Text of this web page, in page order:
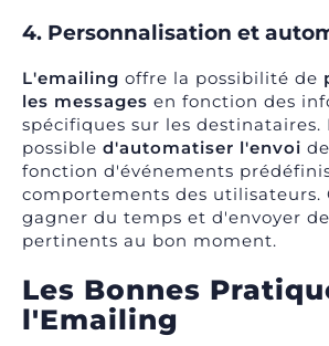
4. Personnalisation et
L'emailing offre la possibilité de
les messages en fonction des
spécifiques sur les destinataires.
possible d'automatiser l'envoi
fonction d'événements
comportements des utilisateurs.
gagner du temps et d'envoyer
pertinents au bon moment.
Les Bonnes
l'Emailing